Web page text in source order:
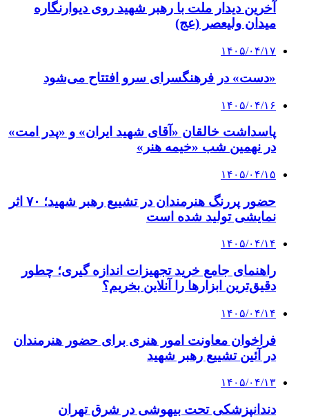
آخرین دیدار ملت با رهبر شهید روی دیوارنگاره
میدان ولیعصر (عج)
۱۴۰۵/۰۴/۱۷
«دست» در فرهنگسرای سرو افتتاح می‌شود
۱۴۰۵/۰۴/۱۶
پاسداشت خالقان «آقای شهید ایران» و «پدر امت»
در نهمین شب «خیمه هنر»
۱۴۰۵/۰۴/۱۵
حضور پررنگ هنرمندان در تشییع رهبر شهید؛ ۷۰ اثر
نمایشی تولید شده است
۱۴۰۵/۰۴/۱۴
راهنمای جامع خرید تجهیزات اندازه گیری؛ چطور
دقیق‌ترین ابزارها را آنلاین بخریم؟
۱۴۰۵/۰۴/۱۴
فراخوان معاونت امور هنری برای حضور هنرمندان
در آئین تشییع رهبر شهید
۱۴۰۵/۰۴/۱۳
دندانپزشکی تحت بیهوشی در شرق تهران